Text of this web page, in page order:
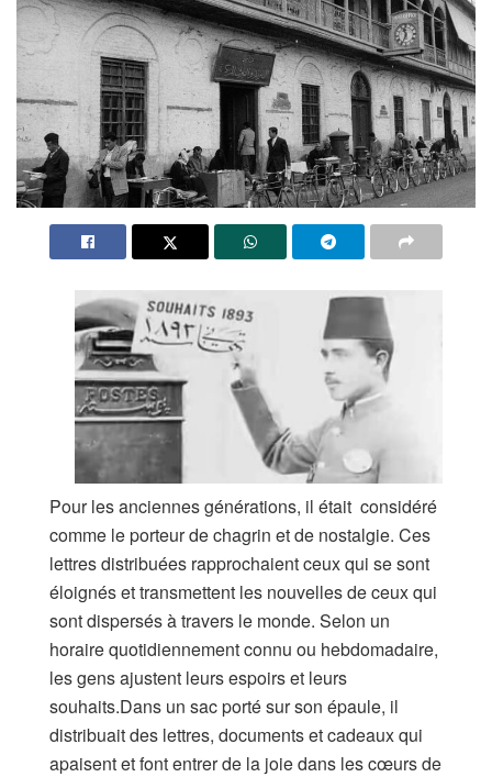
Pour les anciennes générations, il était considéré
comme le porteur de chagrin et de nostalgie. Ces
lettres distribuées rapprochaient ceux qui se sont
éloignés et transmettent les nouvelles de ceux qui
sont dispersés à travers le monde. Selon un
horaire quotidiennement connu ou hebdomadaire,
les gens ajustent leurs espoirs et leurs
souhaits.Dans un sac porté sur son épaule, il
distribuait des lettres, documents et cadeaux qui
apaisent et font entrer de la joie dans les cœurs de